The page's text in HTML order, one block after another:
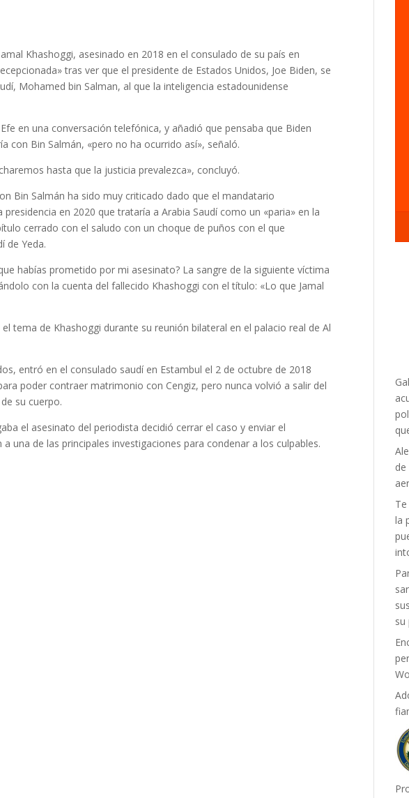
Khashoggi, asesinado en 2018 en el consulado de su país en
tras ver que el presidente de Estados Unidos, Joe Biden, se
Mohamed bin Salman, al que la inteligencia estadounidense
en una conversación telefónica, y añadió que pensaba que Biden
Bin Salmán, «pero no ha ocurrido así», señaló.
hasta que la justicia prevalezca», concluyó.
Bin Salmán ha sido muy criticado dado que el mandatario
en 2020 que trataría a Arabia Saudí como un «paria» en la
cerrado con el saludo con un choque de puños con el que
de Yeda.
habías prometido por mi asesinato? La sangre de la siguiente víctima
con la cuenta del fallecido Khashoggi con el título: «Lo que Jamal
tema de Khashoggi durante su reunión bilateral en el palacio real de Al
entró en el consulado saudí en Estambul el 2 de octubre de 2018
poder contraer matrimonio con Cengiz, pero nunca volvió a salir del
su cuerpo.
el asesinato del periodista decidió cerrar el caso y enviar el
una de las principales investigaciones para condenar a los culpables.
la
su